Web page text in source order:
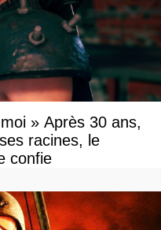
» Après 30 ans,
racines, le
confie